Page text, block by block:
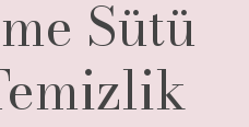
Sütü